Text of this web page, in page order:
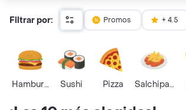
Filtrar por: Promos + 4.5
HamburguesaSushi Pizza Salchipapas